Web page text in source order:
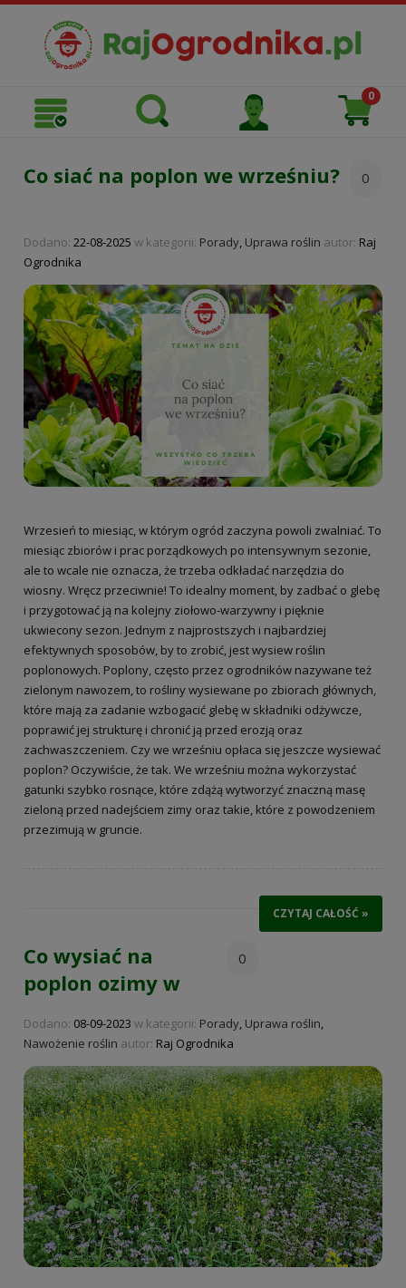
Co siać na poplon we wrześniu? 0
Dodano: 22-08-2025 w kategorii: Porady, Uprawa roślin autor: Raj
Ogrodnika
Wrzesień to miesiąc, w którym ogród zaczyna powoli zwalniać. To
miesiąc zbiorów i prac porządkowych po intensywnym sezonie,
ale to wcale nie oznacza, że trzeba odkładać narzędzia do
wiosny. Wręcz przeciwnie! To idealny moment, by zadbać o glebę
i przygotować ją na kolejny ziołowo-warzywny i pięknie
ukwiecony sezon. Jednym z najprostszych i najbardziej
efektywnych sposobów, by to zrobić, jest wysiew roślin
poplonowych. Poplony, często przez ogrodników nazywane też
zielonym nawozem, to rośliny wysiewane po zbiorach głównych,
które mają za zadanie wzbogacić glebę w składniki odżywcze,
poprawić jej strukturę i chronić ją przed erozją oraz
zachwaszczeniem. Czy we wrześniu opłaca się jeszcze wysiewać
poplon? Oczywiście, że tak. We wrześniu można wykorzystać
gatunki szybko rosnące, które zdążą wytworzyć znaczną masę
zieloną przed nadejściem zimy oraz takie, które z powodzeniem
przezimują w gruncie.
CZYTAJ CAŁOŚĆ »
Co wysiać na
poplon ozimy w
0
Dodano: 08-09-2023 w kategorii: Porady, Uprawa roślin,
Nawożenie roślin autor: Raj Ogrodnika